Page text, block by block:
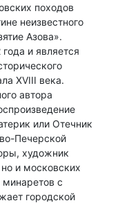
походов
неизвестного
Азова».
и является
XVIII века.
автора
или Отечник
Печерской
художник
и московских
с
городской